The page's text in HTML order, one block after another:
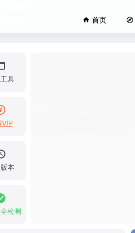
首页
具
VIP
本
检测